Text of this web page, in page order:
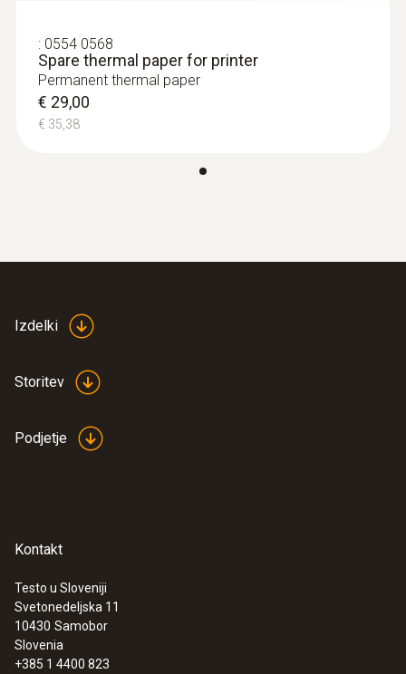
: 0554 0568
Spare thermal paper for printer
Permanent thermal paper
€ 29,00
€ 35,38
Izdelki
Storitev
Podjetje
Kontakt
Testo u Sloveniji
Svetonedeljska 11
10430 Samobor
Slovenia
+385 1 4400 823